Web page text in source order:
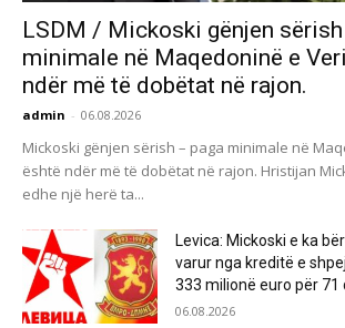
LSDM / Mickoski gënjen
minimale në Maqedoninë e
ndër më të dobëtat në rajon.
admin - 06.08.2026
Mickoski gënjen sërish – paga minimale në
është ndër më të dobëtat në rajon. Hristijan
edhe një herë ta...
Levica: Mickoski e ka
varur nga kreditë e
333 milionë euro për 71
06.08.2026